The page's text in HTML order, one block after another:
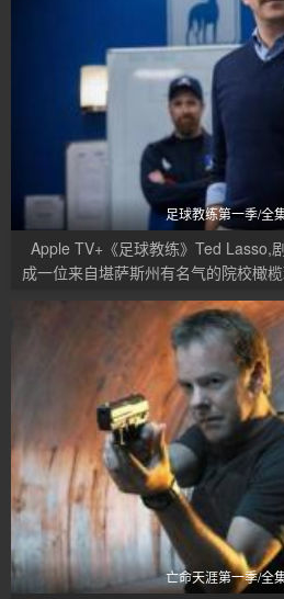
足球教练第一季/全
Apple TV+《足球教练》Ted Lasso,
成一位来自堪萨斯州有名气的院校橄
亡命天涯第一季/全